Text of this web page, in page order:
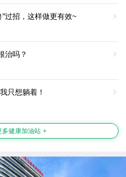
过招，这样做更有效~
治吗？
只想躺着！
多健康加油站 +